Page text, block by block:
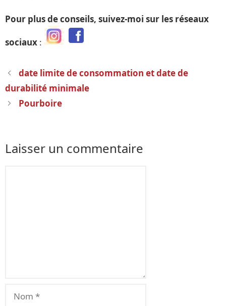
Pour plus de conseils, suivez-moi sur les réseaux
sociaux :
Navigation
des
date limite de consommation et date de
durabilité minimale
Pourboire
Laisser un commentaire